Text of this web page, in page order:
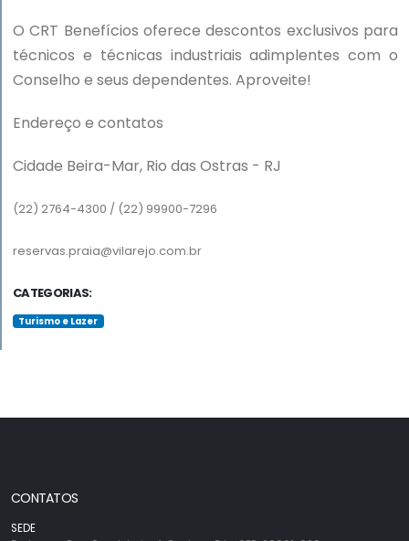
O CRT Benefícios oferece descontos exclusivos para
técnicos e técnicas industriais adimplentes com o
Conselho e seus dependentes. Aproveite!
Endereço e contatos
Cidade Beira-Mar, Rio das Ostras - RJ
(22) 2764-4300 / (22) 99900-7296
reservas.praia@vilarejo.com.br
CATEGORIAS:
Turismo e Lazer
CONTATOS
SEDE